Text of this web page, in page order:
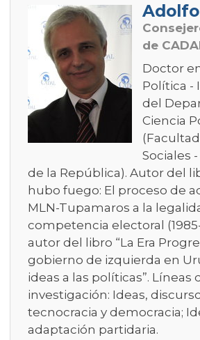
de
Doctor
Política -
del
Ciencia
Sociales
de la República). Autor del
hubo fuego: El proceso de
MLN-Tupamaros a la
competencia electoral
autor del libro “La Era
gobierno de izquierda en
ideas a las políticas”. Líneas
investigación: Ideas,
tecnocracia y democracia;
adaptación partidaria.